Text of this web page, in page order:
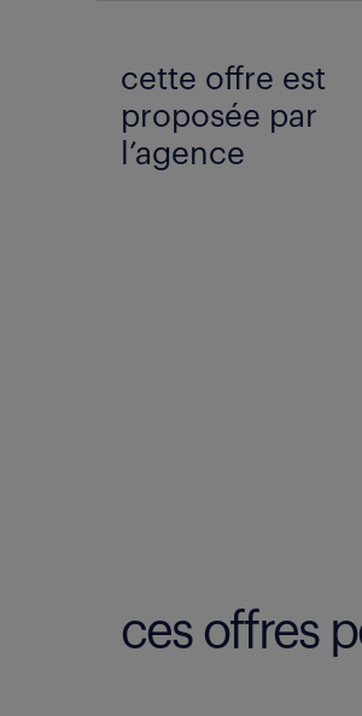
cette offre est
proposée par
l’agence
ces offres